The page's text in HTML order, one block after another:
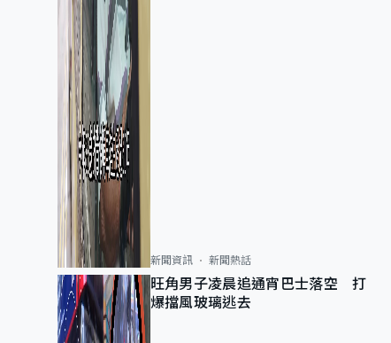
新聞資訊 新聞熱話
旺角男子凌晨追通宵巴士落空 打
爆擋風玻璃逃去